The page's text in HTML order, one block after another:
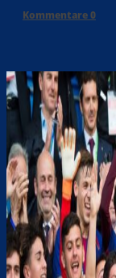
Kommentare0